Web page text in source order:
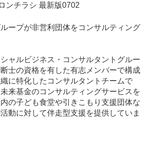
ープが非営利団体をコンサルティング
ャルビジネス・コンサルタントグルー
士の資格を有した有志メンバーで構成
に特化したコンサルタントチームで
来基金のコンサルティングサービスを
の子ども食堂や引きこもり支援団体な
動に対して伴走型支援を提供していま